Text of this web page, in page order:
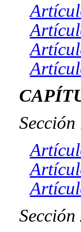
Sección